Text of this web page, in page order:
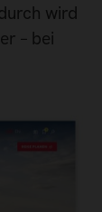
wird
– bei